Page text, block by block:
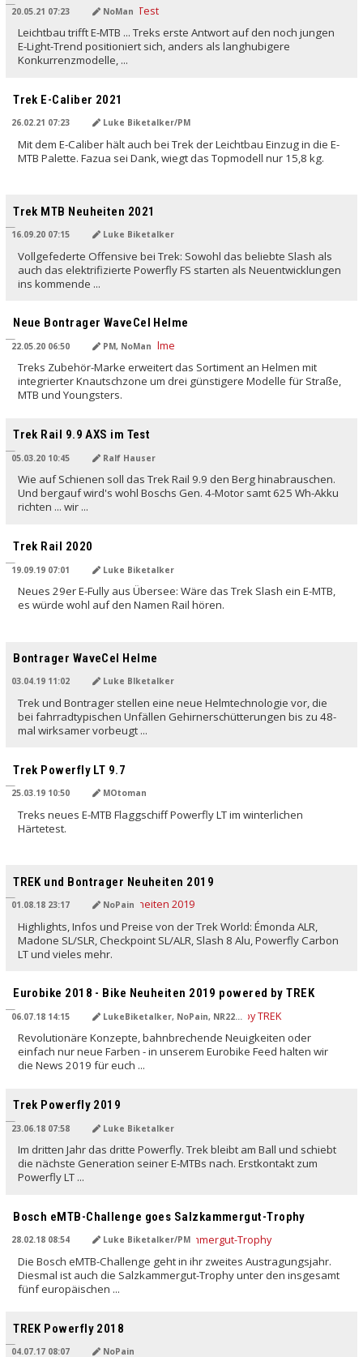
20.05.21 07:23 NoMan
Leichtbau trifft E-MTB ... Treks erste Antwort auf den noch jungen
E-Light-Trend positioniert sich, anders als langhubigere
Konkurrenzmodelle, ...
Trek E-Caliber 2021
26.02.21 07:23 Luke Biketalker/PM
Mit dem E-Caliber hält auch bei Trek der Leichtbau Einzug in die E-
MTB Palette. Fazua sei Dank, wiegt das Topmodell nur 15,8 kg.
Trek MTB Neuheiten 2021
16.09.20 07:15 Luke Biketalker
Vollgefederte Offensive bei Trek: Sowohl das beliebte Slash als
auch das elektrifizierte Powerfly FS starten als Neuentwicklungen
ins kommende ...
Neue Bontrager WaveCel Helme
22.05.20 06:50 PM, NoMan
Treks Zubehör-Marke erweitert das Sortiment an Helmen mit
integrierter Knautschzone um drei günstigere Modelle für Straße,
MTB und Youngsters.
Trek Rail 9.9 AXS im Test
05.03.20 10:45 Ralf Hauser
Wie auf Schienen soll das Trek Rail 9.9 den Berg hinabrauschen.
Und bergauf wird's wohl Boschs Gen. 4-Motor samt 625 Wh-Akku
richten ... wir ...
Trek Rail 2020
19.09.19 07:01 Luke Biketalker
Neues 29er E-Fully aus Übersee: Wäre das Trek Slash ein E-MTB,
es würde wohl auf den Namen Rail hören.
Bontrager WaveCel Helme
03.04.19 11:02 Luke BIketalker
Trek und Bontrager stellen eine neue Helmtechnologie vor, die
bei fahrradtypischen Unfällen Gehirnerschütterungen bis zu 48-
mal wirksamer vorbeugt ...
Trek Powerfly LT 9.7
25.03.19 10:50 MOtoman
Treks neues E-MTB Flaggschiff Powerfly LT im winterlichen
Härtetest.
TREK und Bontrager Neuheiten 2019
01.08.18 23:17 NoPain
Highlights, Infos und Preise von der Trek World: Émonda ALR,
Madone SL/SLR, Checkpoint SL/ALR, Slash 8 Alu, Powerfly Carbon
LT und vieles mehr.
Eurobike 2018 - Bike Neuheiten 2019 powered by TREK
06.07.18 14:15 LukeBiketalker, NoPain, NR22, Rich:Art
Revolutionäre Konzepte, bahnbrechende Neuigkeiten oder
einfach nur neue Farben - in unserem Eurobike Feed halten wir
die News 2019 für euch ...
Trek Powerfly 2019
23.06.18 07:58 Luke Biketalker
Im dritten Jahr das dritte Powerfly. Trek bleibt am Ball und schiebt
die nächste Generation seiner E-MTBs nach. Erstkontakt zum
Powerfly LT ...
Bosch eMTB-Challenge goes Salzkammergut-Trophy
28.02.18 08:54 Luke Biketalker/PM
Die Bosch eMTB-Challenge geht in ihr zweites Austragungsjahr.
Diesmal ist auch die Salzkammergut-Trophy unter den insgesamt
fünf europäischen ...
TREK Powerfly 2018
04.07.17 08:07 NoPain